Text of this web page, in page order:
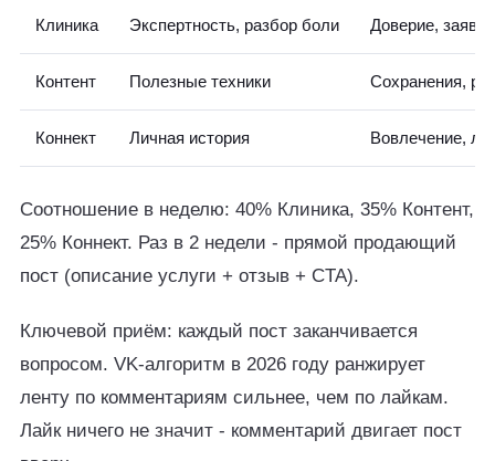
Клиника Экспертность, разбор боли Доверие, заявки
Контент Полезные техники Сохранения,
Коннект Личная история Вовлечение,
Соотношение в неделю: 40% Клиника, 35% Контент,
25% Коннект. Раз в 2 недели - прямой продающий
пост (описание услуги + отзыв + CTA).
Ключевой приём: каждый пост заканчивается
вопросом. VK-алгоритм в 2026 году ранжирует
ленту по комментариям сильнее, чем по лайкам.
Лайк ничего не значит - комментарий двигает пост